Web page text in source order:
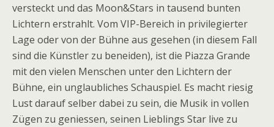
versteckt und das Moon&Stars in tausend bunten
Lichtern erstrahlt. Vom VIP-Bereich in privilegierter
Lage oder von der Bühne aus gesehen (in diesem Fall
sind die Künstler zu beneiden), ist die Piazza Grande
mit den vielen Menschen unter den Lichtern der
Bühne, ein unglaubliches Schauspiel. Es macht riesig
Lust darauf selber dabei zu sein, die Musik in vollen
Zügen zu geniessen, seinen Lieblings Star live zu